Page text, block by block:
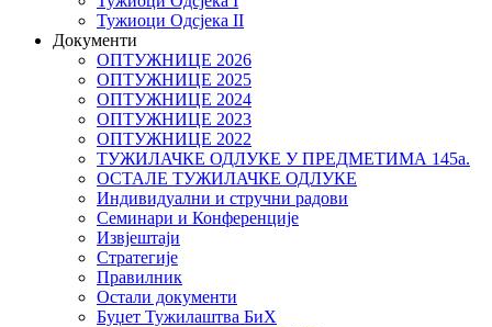
Тужиоци Oдсјекa II
Документи
ОПТУЖНИЦЕ 2026
ОПТУЖНИЦЕ 2025
ОПТУЖНИЦЕ 2024
ОПТУЖНИЦЕ 2023
ОПТУЖНИЦЕ 2022
ТУЖИЛАЧКЕ ОДЛУКЕ У ПРЕДМЕТИМА 145а.
ОСТАЛЕ ТУЖИЛАЧКЕ ОДЛУКЕ
Индивидуални и стручни радови
Семинари и Конференције
Извјештаји
Стратегије
Правилник
Остали документи
Буџет Тужилаштва БиХ